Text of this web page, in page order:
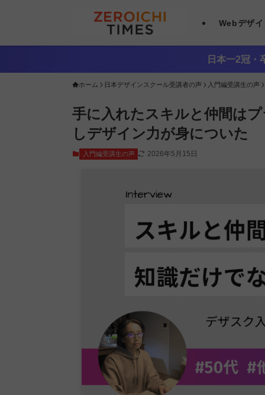
Webデザ
日本一2冠・
ホーム 日本デザインスクール受講者の声 入門編受講生の声
手に入れたスキルと仲間は
しデザイン力が身についた
入門編受講生の声 2026年5月15日